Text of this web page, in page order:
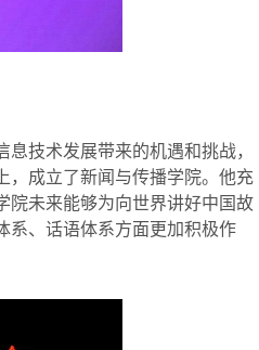
技术发展带来的机遇和挑战，
，成立了新闻与传播学院。他充
院未来能够为向世界讲好中国故
系、话语体系方面更加积极作